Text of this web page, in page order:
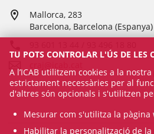
Mallorca, 283
Barcelona, Barcelona (Espanya)
TU POTS CONTROLAR L'ÚS DE LES
A l’ICAB utilitzem cookies a la
estrictament necessàries per al
d'altres són opcionals i s'utilitzen
Mesurar com s'utilitza la pàgina
Habilitar la personalització de la